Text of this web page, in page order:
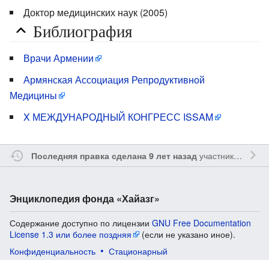
Доктор медицинских наук (2005)
Библиография
Врачи Армении
Армянская Ассоциация Репродуктивной
Медицины
X МЕЖДУНАРОДНЫЙ КОНГРЕСС ISSAM
Последняя правка сделана 9 лет назадучастником
Энциклопедия фонда «Хайазг»
Содержание доступно по лицензии GNU Free Documentation
License 1.3 или более поздняя
(если не указано иное).
Конфиденциальность
Стационарный